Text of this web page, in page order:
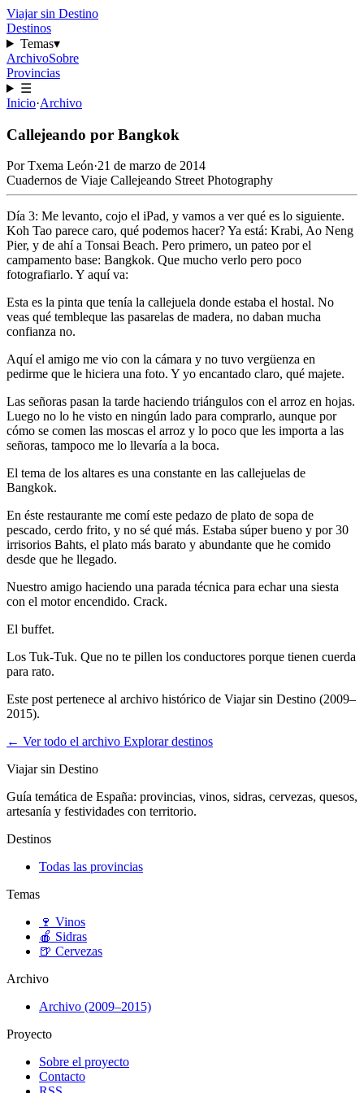
Viajar sin Destino
Destinos
Temas▾
ArchivoSobre
Provincias
☰
Inicio·Archivo
Callejeando por Bangkok
PorTxema León·21 de marzo de 2014
Cuadernos de Viaje Callejeando Street Photography
Día 3: Me levanto, cojo el iPad, y vamos a ver qué es lo siguiente.
Koh Tao parece caro, qué podemos hacer? Ya está: Krabi, Ao Neng
Pier, y de ahí a Tonsai Beach. Pero primero, un pateo por el
campamento base: Bangkok. Que mucho verlo pero poco
fotografiarlo. Y aquí va:
Esta es la pinta que tenía la callejuela donde estaba el hostal. No
veas qué tembleque las pasarelas de madera, no daban mucha
confianza no.
Aquí el amigo me vio con la cámara y no tuvo vergüenza en
pedirme que le hiciera una foto. Y yo encantado claro, qué majete.
Las señoras pasan la tarde haciendo triángulos con el arroz en hojas.
Luego no lo he visto en ningún lado para comprarlo, aunque por
cómo se comen las moscas el arroz y lo poco que les importa a las
señoras, tampoco me lo llevaría a la boca.
El tema de los altares es una constante en las callejuelas de
Bangkok.
En éste restaurante me comí este pedazo de plato de sopa de
pescado, cerdo frito, y no sé qué más. Estaba súper bueno y por 30
irrisorios Bahts, el plato más barato y abundante que he comido
desde que he llegado.
Nuestro amigo haciendo una parada técnica para echar una siesta
con el motor encendido. Crack.
El buffet.
Los Tuk-Tuk. Que no te pillen los conductores porque tienen cuerda
para rato.
Este post pertenece al archivo histórico de Viajar sin Destino (2009–
2015).
← Ver todo el archivo Explorar destinos
Viajar sin Destino
Guía temática de España: provincias, vinos, sidras, cervezas, quesos,
artesanía y festividades con territorio.
Destinos
Todas las provincias
Temas
🍷 Vinos
🍎 Sidras
🍺 Cervezas
Archivo
Archivo (2009–2015)
Proyecto
Sobre el proyecto
Contacto